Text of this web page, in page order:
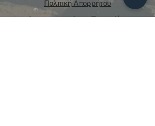
Πολιτική Απορρήτου
curious.mecanique@gmail.com